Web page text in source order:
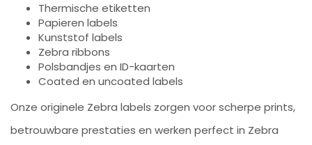
Thermische etiketten
Papieren labels
Kunststof labels
Zebra ribbons
Polsbandjes en ID-kaarten
Coated en uncoated labels
Onze originele Zebra labels zorgen voor scherpe prints,
betrouwbare prestaties en werken perfect in Zebra